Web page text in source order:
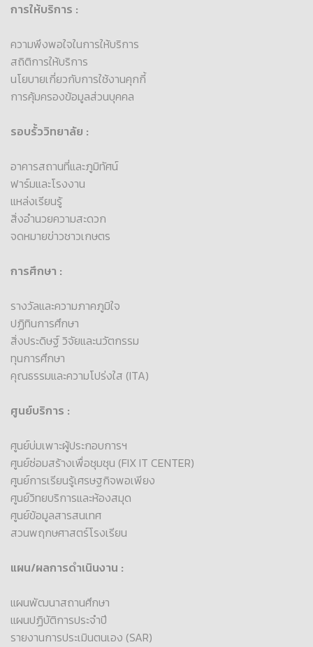
การให้บริการ :
ความพึงพอใจในการให้บริการ
สถิติการให้บริการ
นโยบายเกี่ยวกับการใช้งานคุกกี้
การคุ้มครองข้อมูลส่วนบุคคล
รอบรั้ววิทยาลัย :
อาคารสถานที่และภูมิทัศน์
ฟาร์มและโรงงาน
แหล่งเรียนรู้
สิ่งอำนวยความสะดวก
จดหมายข่าวชาวเกษตร
การศึกษา :
รางวัลและความภาคภูมิใจ
ปฏิทินการศึกษา
สิ่งประดิษฐ์ วิจัยและนวัตกรรม
ทุนการศึกษา
คุณธรรมและความโปร่งใส (ITA)
ศูนย์บริการ :
ศูนย์บ่มเพาะผู้ประกอบการฯ
ศูนย์ซ่อมสร้างเพื่อชุมชุน (FIX IT CENTER)
ศูนย์การเรียนรู้เศรษฐกิจพอเพียง
ศูนย์วิทยบริการและห้องสมุด
ศูนย์ข้อมูลสารสนเทศ
สวนพฤกษศาสตร์โรงเรียน
แผน/ผลการดำเนินงาน :
แผนพัฒนาสถานศึกษา
แผนปฏิบัติการประจำปี
รายงานการประเมินตนเอง (SAR)